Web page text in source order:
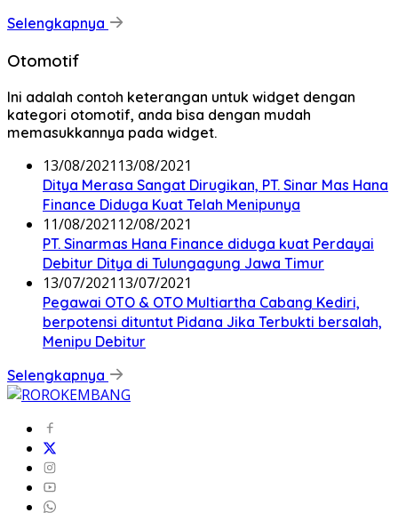
Selengkapnya
Otomotif
Ini adalah contoh keterangan untuk widget dengan
kategori otomotif, anda bisa dengan mudah
memasukkannya pada widget.
13/08/2021 13/08/2021
Ditya Merasa Sangat Dirugikan, PT. Sinar Mas Hana
Finance Diduga Kuat Telah Menipunya
11/08/2021 12/08/2021
PT. Sinarmas Hana Finance diduga kuat Perdayai
Debitur Ditya di Tulungagung Jawa Timur
13/07/2021 13/07/2021
Pegawai OTO & OTO Multiartha Cabang Kediri,
berpotensi dituntut Pidana Jika Terbukti bersalah,
Menipu Debitur
Selengkapnya